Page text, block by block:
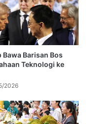
Bawa Barisan Bos
Teknologi ke
2026